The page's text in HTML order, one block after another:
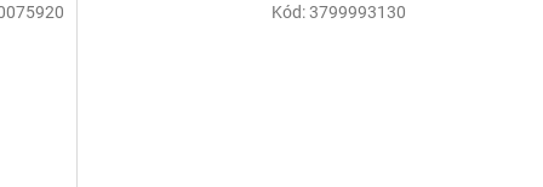
Kód:3799993130